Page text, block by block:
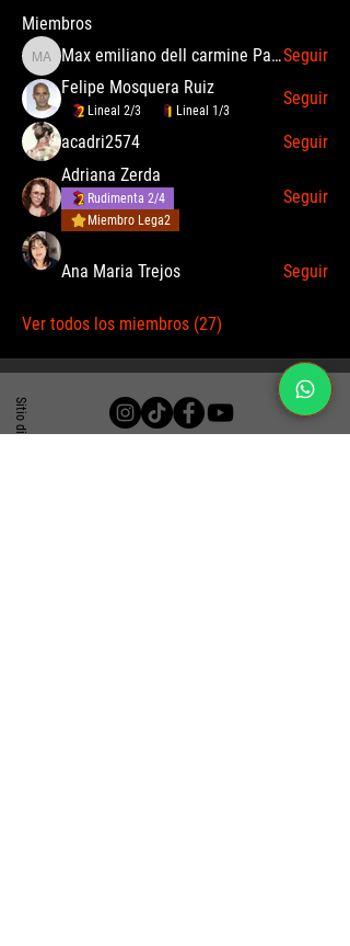
Miembros
Max emiliano dell carmine Palomino AnguloMax emiliano dell carmine Palomino AnguloSeguir
Felipe Mosquera Ruiz
Lineal 2/3 Lineal 1/3
Seguir
acadri2574
Seguir
Adriana Zerda
Rudimenta 2/4
Miembro Lega2
Seguir
Ana Maria Trejos Seguir
Ver todos los miembros (27)
Sitio diseñado por: Alfredo A. Santoyo